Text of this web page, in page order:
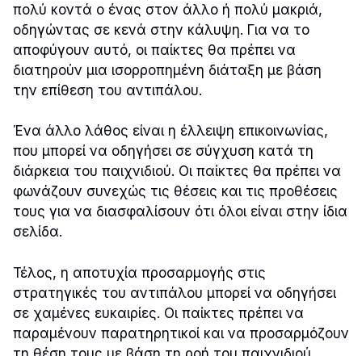
πολύ κοντά ο ένας στον άλλο ή πολύ μακριά,
οδηγώντας σε κενά στην κάλυψη. Για να το
αποφύγουν αυτό, οι παίκτες θα πρέπει να
διατηρούν μια ισορροπημένη διάταξη με βάση
την επίθεση του αντιπάλου.
Ένα άλλο λάθος είναι η έλλειψη επικοινωνίας,
που μπορεί να οδηγήσει σε σύγχυση κατά τη
διάρκεια του παιχνιδιού. Οι παίκτες θα πρέπει να
φωνάζουν συνεχώς τις θέσεις και τις προθέσεις
τους για να διασφαλίσουν ότι όλοι είναι στην ίδια
σελίδα.
Τέλος, η αποτυχία προσαρμογής στις
στρατηγικές του αντιπάλου μπορεί να οδηγήσει
σε χαμένες ευκαιρίες. Οι παίκτες πρέπει να
παραμένουν παρατηρητικοί και να προσαρμόζουν